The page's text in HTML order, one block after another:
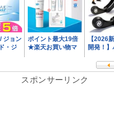
スポンサーリンク